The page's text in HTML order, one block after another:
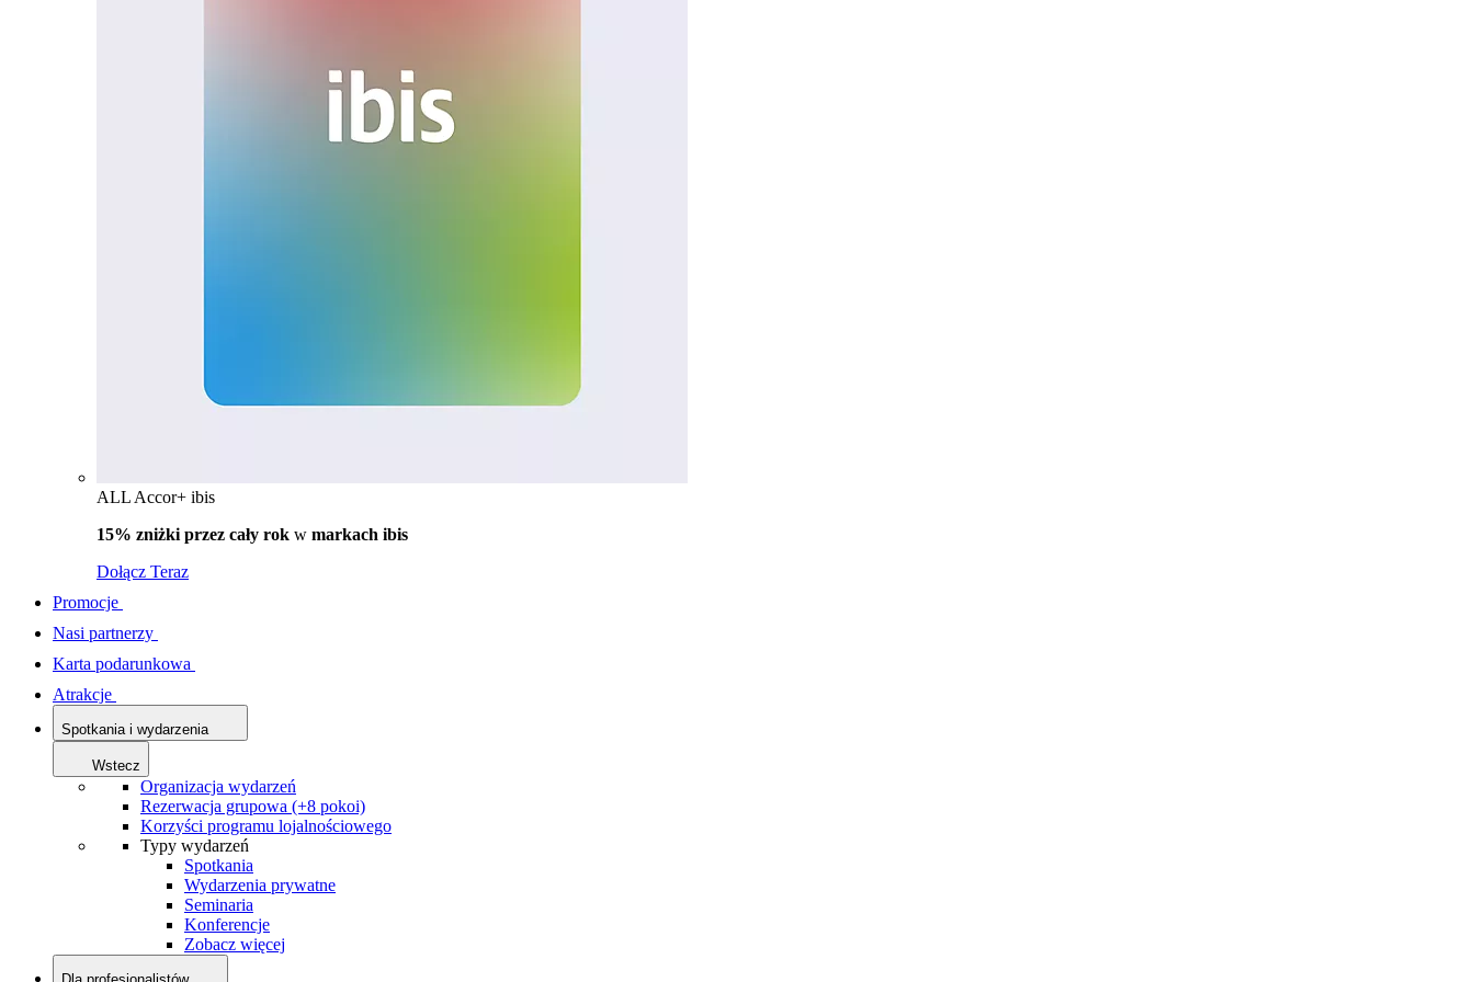
ALL Accor+ ibis
15% zniżki przez cały rok w markach ibis
Dołącz Teraz
Promocje
Nasi partnerzy
Karta podarunkowa
Atrakcje
Spotkania i wydarzenia
Wstecz
Organizacja wydarzeń
Rezerwacja grupowa (+8 pokoi)
Korzyści programu lojalnościowego
Typy wydarzeń
Spotkania
Wydarzenia prywatne
Seminaria
Konferencje
Zobacz więcej